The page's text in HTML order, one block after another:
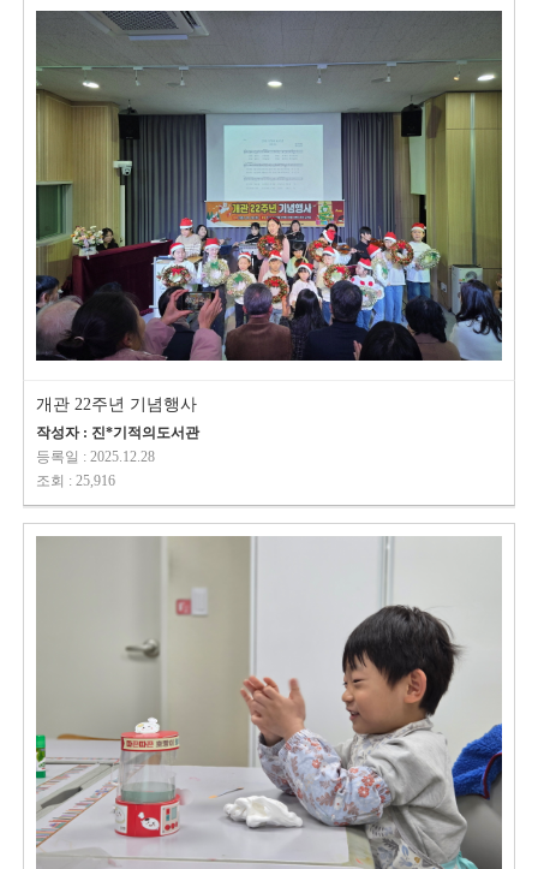
개관 22주년 기념행사
작성자 : 진*기적의도서관
등록일 : 2025.12.28
조회 : 25,916